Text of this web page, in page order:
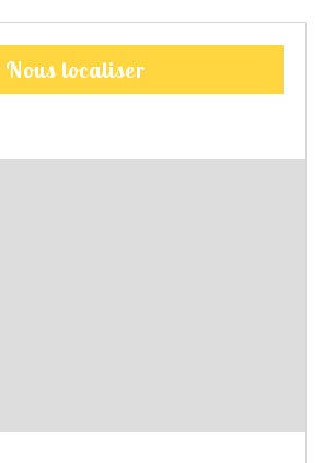
Nous localiser